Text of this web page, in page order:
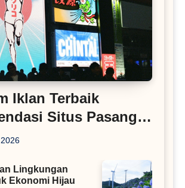
Iklan Terbaik
Situs Pasang
Lingkungan
Ekonomi Hijau